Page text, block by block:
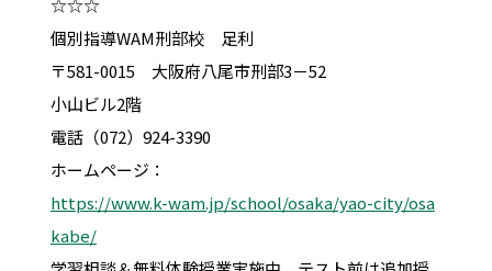
☆☆☆
個別指導WAM刑部校 足利
〒581-0015 大阪府八尾市刑部3－52
小山ビル2階
電話（072）924-3390
ホームページ：
https://www.k-wam.jp/school/osaka/yao-city/osa
kabe/